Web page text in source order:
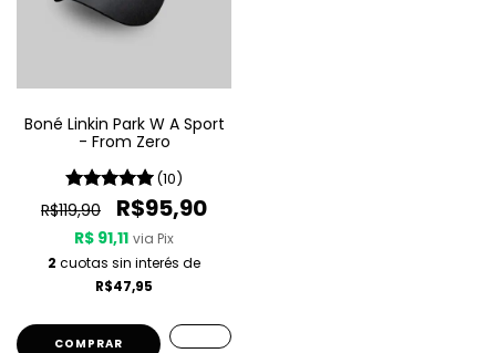
Boné Linkin Park W A Sport
- From Zero
(10)
R$119,90 R$95,90
R$ 91,11 via Pix
2 cuotas sin interés de
R$47,95
COMPRAR